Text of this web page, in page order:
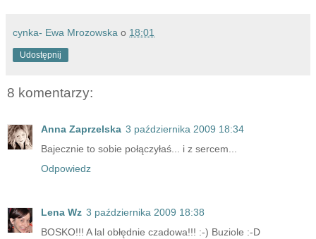
cynka- Ewa Mrozowska o 18:01
Udostępnij
8 komentarzy:
Anna Zaprzelska 3 października 2009 18:34
Bajecznie to sobie połączyłaś... i z sercem...
Odpowiedz
Lena Wz 3 października 2009 18:38
BOSKO!!! A lal obłędnie czadowa!!! :-) Buziole :-D